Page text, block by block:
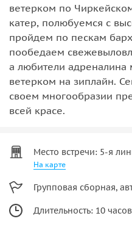
ветерком по
катер, полюбуемся с
пройдем по пескам
пообедаем
а любители адреналина
ветерком на зиплайн.
своем многообразии
всей красе.
Место встречи: 5-я
На карте
Групповая сборная,
Длительность: 10 часов